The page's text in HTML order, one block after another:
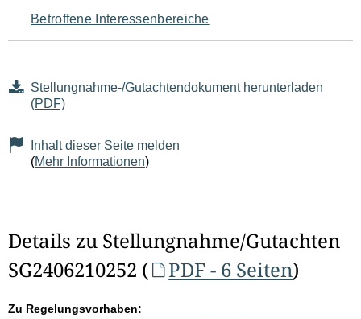
Seiteninhalt
Betroffene Interessenbereiche
Stellungnahme-/Gutachtendokument herunterladen
(PDF)
Inhalt dieser Seite melden
(Mehr Informationen)
Details zu Stellungnahme/Gutachten
SG2406210252 (
PDF - 6 Seiten)
Zu Regelungsvorhaben: